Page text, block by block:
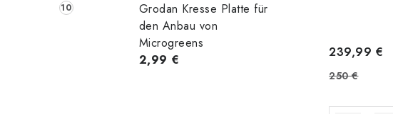
Grodan Kresse Platte für
den Anbau von
Microgreens
2,99 €
239,99 €
250 €